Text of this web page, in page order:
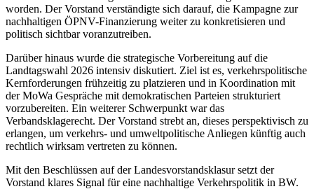
worden. Der Vorstand verständigte sich darauf, die Kampagne zur
nachhaltigen ÖPNV-Finanzierung weiter zu konkretisieren und
politisch sichtbar voranzutreiben.
Darüber hinaus wurde die strategische Vorbereitung auf die
Landtagswahl 2026 intensiv diskutiert. Ziel ist es, verkehrspolitische
Kernforderungen frühzeitig zu platzieren und in Koordination mit
der MoWa Gespräche mit demokratischen Parteien strukturiert
vorzubereiten. Ein weiterer Schwerpunkt war das
Verbandsklagerecht. Der Vorstand strebt an, dieses perspektivisch zu
erlangen, um verkehrs- und umweltpolitische Anliegen künftig auch
rechtlich wirksam vertreten zu können.
Mit den Beschlüssen auf der Landesvorstandsklasur setzt der
Vorstand klares Signal für eine nachhaltige Verkehrspolitik in BW.